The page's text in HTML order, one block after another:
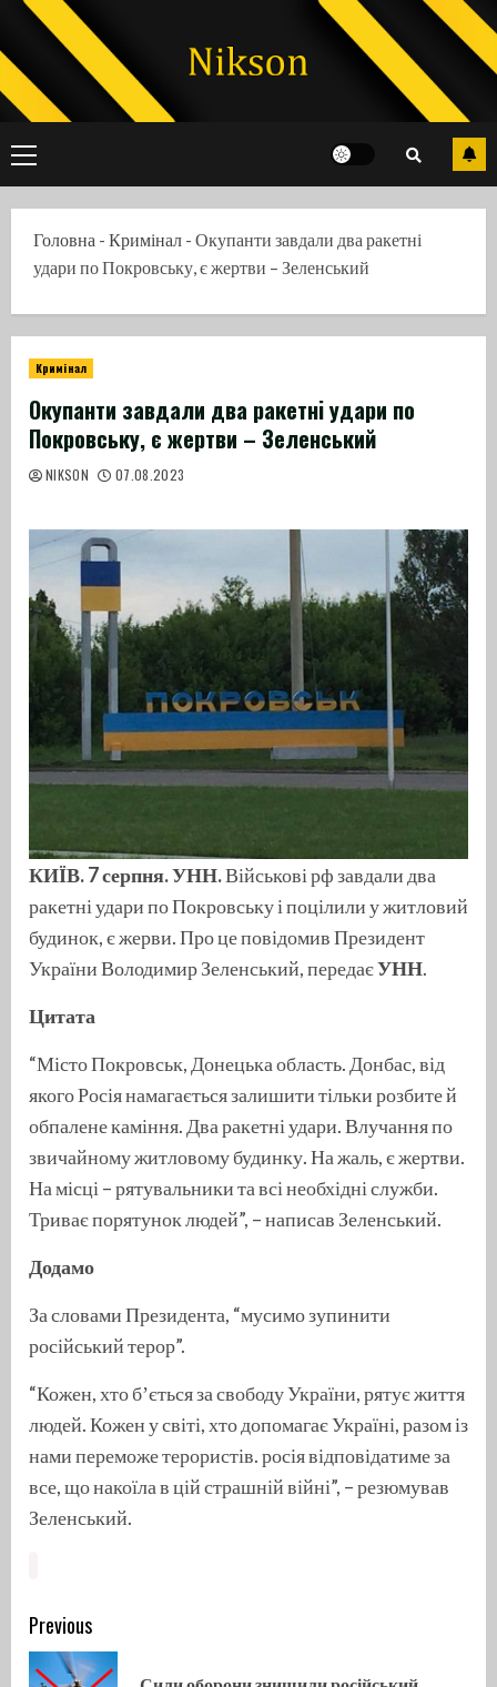
Skip
content
Primary
Menu
Головна - Кримінал - Окупанти завдали два ракетні
удари по Покровську, є жертви – Зеленський
Кримінал
Окупанти завдали два ракетні удари по
Покровську, є жертви – Зеленський
NIKSON 07.08.2023
КИЇВ. 7 серпня. УНН.Військові рф завдали два
ракетні удари по Покровську і поцілили у житловий
будинок, є жерви. Про це повідомив Президент
України Володимир Зеленський, передаєУНН.
Цитата
“Місто Покровськ, Донецька область. Донбас, від
якого Росія намагається залишити тільки розбите й
обпалене каміння. Два ракетні удари. Влучання по
звичайному житловому будинку. На жаль, є жертви.
На місці – рятувальники та всі необхідні служби.
Триває порятунок людей”, – написав Зеленський.
Додамо
За словами Президента, “мусимо зупинити
російський терор”.
“Кожен, хто бʼється за свободу України, рятує життя
людей. Кожен у світі, хто допомагає Україні, разом із
нами переможе терористів. росія відповідатиме за
все, що накоїла в цій страшній війні”, – резюмував
Зеленський.
Continue
Reading
Previous